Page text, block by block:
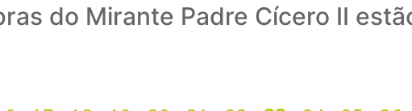
do Mirante Padre Cícero II